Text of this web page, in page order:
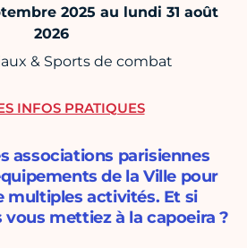
2025 au lundi 31 août
2026
& Sports de combat
associations parisiennes
de la Ville pour
multiples activités. Et si
mettiez à la capoeira ?
INFOS PRATIQUES